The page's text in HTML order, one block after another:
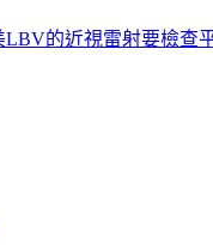
LBV的近視雷射要檢查